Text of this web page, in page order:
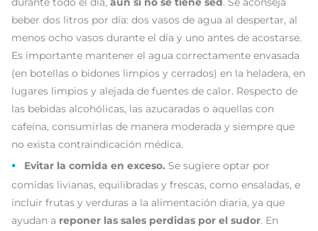
beber dos litros por día: dos vasos de agua al despertar, al
menos ocho vasos durante el día y uno antes de acostarse.
Es importante mantener el agua correctamente envasada
(en botellas o bidones limpios y cerrados) en la heladera, en
lugares limpios y alejada de fuentes de calor. Respecto de
las bebidas alcohólicas, las azucaradas o aquellas con
cafeína, consumirlas de manera moderada y siempre que
no exista contraindicación médica.
Evitar la comida en exceso. Se sugiere optar por
comidas livianas, equilibradas y frescas, como ensaladas, e
incluir frutas y verduras a la alimentación diaria, ya que
ayudan a reponer las sales perdidas por el sudor. En